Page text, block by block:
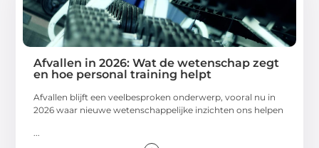
Afvallen in 2026: Wat de wetenschap zegt
en hoe personal training helpt
Afvallen blijft een veelbesproken onderwerp, vooral nu in
2026 waar nieuwe wetenschappelijke inzichten ons helpen